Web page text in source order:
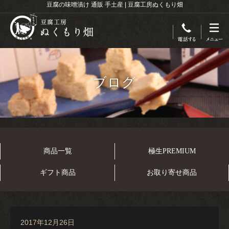
豆腐の味噌漬け 通販 手土産 | 豆腐工房ぬくもり畑
ブログ
商品一覧 極生PREMIUM
ギフト商品 お取り寄せ商品
2017年12月26日